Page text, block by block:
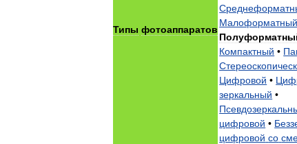
Типы фотоаппаратов
Малоформатный
Компактный •
Цифровой •
зеркальный •
цифровой •
цифровой со